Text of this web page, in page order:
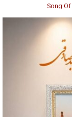
Song Of